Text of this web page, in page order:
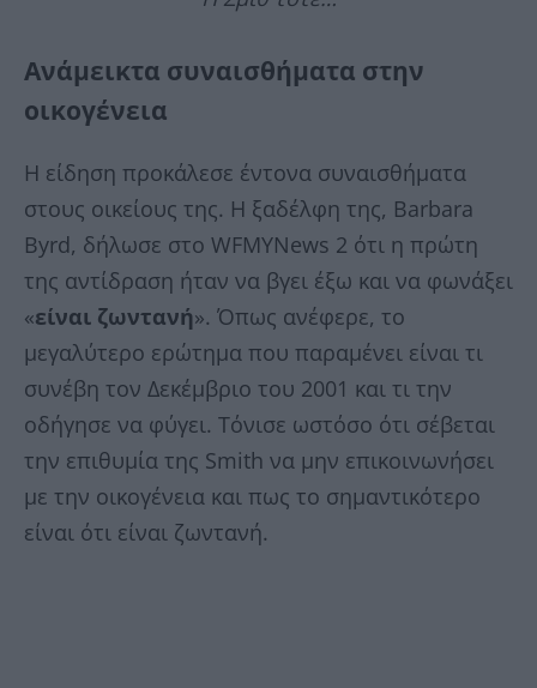
Ανάμεικτα συναισθήματα στην
οικογένεια
Η είδηση προκάλεσε έντονα συναισθήματα
στους οικείους της. Η ξαδέλφη της, Barbara
Byrd, δήλωσε στο WFMYNews 2 ότι η πρώτη
της αντίδραση ήταν να βγει έξω και να φωνάξει
«είναι ζωντανή». Όπως ανέφερε, το
μεγαλύτερο ερώτημα που παραμένει είναι τι
συνέβη τον Δεκέμβριο του 2001 και τι την
οδήγησε να φύγει. Τόνισε ωστόσο ότι σέβεται
την επιθυμία της Smith να μην επικοινωνήσει
με την οικογένεια και πως το σημαντικότερο
είναι ότι είναι ζωντανή.